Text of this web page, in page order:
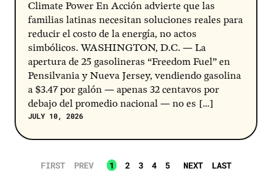
Climate Power En Acción advierte que las
familias latinas necesitan soluciones reales para
reducir el costo de la energía, no actos
simbólicos. WASHINGTON, D.C. — La
apertura de 25 gasolineras “Freedom Fuel” en
Pensilvania y Nueva Jersey, vendiendo gasolina
a $3.47 por galón — apenas 32 centavos por
debajo del promedio nacional — no es […]
JULY 10, 2026
FIRST PREV 1 2 3 4 5 NEXT
LAST